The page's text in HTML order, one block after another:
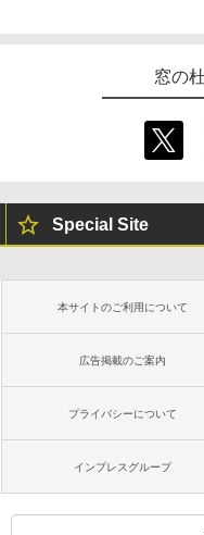
出
ズ (
￥
非
方
に
￥99
1
bデ
￥
ー
な
書
る
持
ー
イ
テ
売)
窓の
Special Site
本サイトのご利用について
広告掲載のご案内
プライバシーについて
インプレスグループ